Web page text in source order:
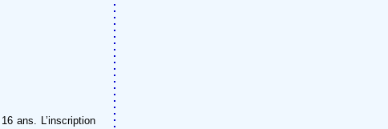
ans. L’inscription